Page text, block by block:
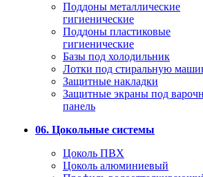
Поддоны металлические
гигиенические
Поддоны пластиковые
гигиенические
Базы под холодильник
Лотки под стиральную
Защитные накладки
Защитные экраны под
панель
06. Цокольные системы
Цоколь ПВХ
Цоколь алюминиевый